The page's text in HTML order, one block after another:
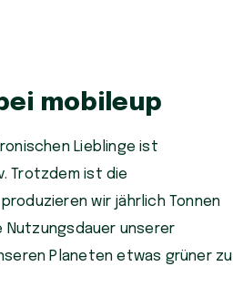
mobileup
Lieblinge ist
Trotzdem ist die
wir jährlich Tonnen
unserer
Planeten etwas grüner zu